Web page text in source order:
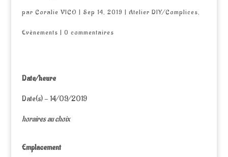
par Coralie VICO | Sep 14, 2019 | Atelier DIY/Complices,
Evènements | 0 commentaires
Date/heure
Date(s) - 14/09/2019
horaires au choix
Emplacement